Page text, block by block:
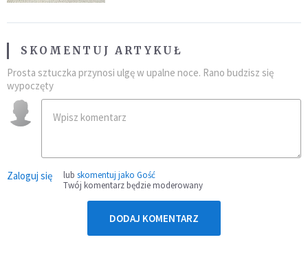
SKOMENTUJ ARTYKUŁ
Prosta sztuczka przynosi ulgę w upalne noce. Rano budzisz się
wypoczęty
Zaloguj się lub skomentuj jako Gość
Twój komentarz będzie moderowany
DODAJ KOMENTARZ